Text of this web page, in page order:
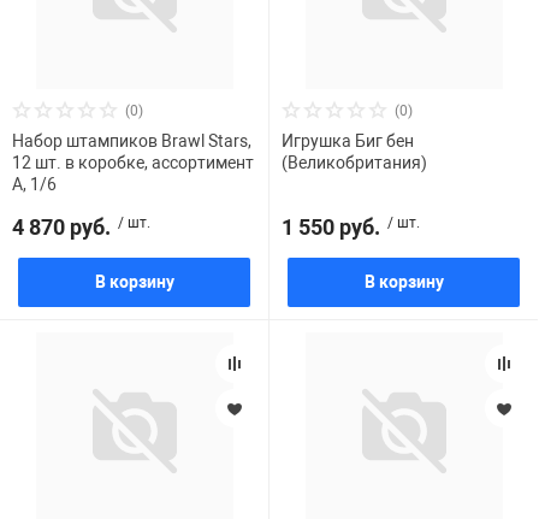
(0)
Набор штампиков Brawl Stars,
12 шт. в коробке, ассортимент
А, 1/6
4 870 руб. / шт.
В корзину
(0)
Игрушка Биг бен
(Великобритания)
1 550 руб. / шт.
В корзину